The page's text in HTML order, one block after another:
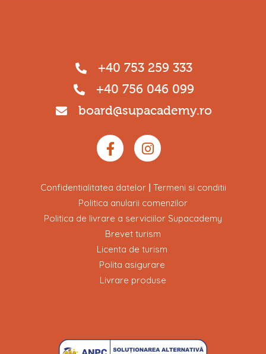
+40 753 259 333
+40 756 046 099
board@supacademy.ro
Confidentialitatea datelor| Termeni si conditii
Politica anularii comenzilor
Politica de livrare a serviciilor Supacademy
Brevet turism
Licenta de turism
Polita asigurare
Livrare produse